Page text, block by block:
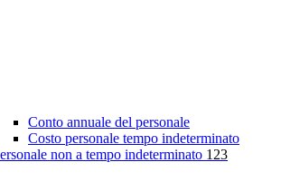
Conto annuale del personale
Costo personale tempo indeterminato
non a tempo indeterminato 123